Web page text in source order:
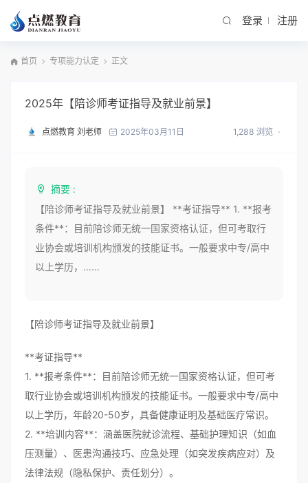
登录 注册
首页 专项能力认定 正文
2025年【陪诊师考证指导及就业前景】
点燃教育 刘老师 2025年03月11日 1,288 浏览
摘要 :
【陪诊师考证指导及就业前景】 **考证指导** 1. **报考
条件**：目前陪诊师无统一国家资格认证，但可考取行
业协会或培训机构颁发的技能证书。一般要求中专/高中
以上学历，……
【陪诊师考证指导及就业前景】
**考证指导**
1. **报考条件**：目前陪诊师无统一国家资格认证，但可考
取行业协会或培训机构颁发的技能证书。一般要求中专/高中
以上学历，年龄20-50岁，具备健康证明及基础医疗常识。
2. **培训内容**：涵盖医院就诊流程、基础护理知识（如血
压测量）、医患沟通技巧、应急处理（如突发疾病应对）及
法律法规（隐私保护、责任划分）。